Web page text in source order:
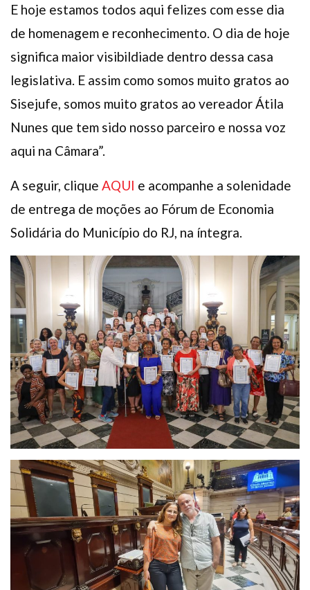
E hoje estamos todos aqui felizes com esse dia
de homenagem e reconhecimento. O dia de hoje
significa maior visibildiade dentro dessa casa
legislativa. E assim como somos muito gratos ao
Sisejufe, somos muito gratos ao vereador Átila
Nunes que tem sido nosso parceiro e nossa voz
aqui na Câmara”.
A seguir, clique AQUI e acompanhe a solenidade
de entrega de moções ao Fórum de Economia
Solidária do Município do RJ, na íntegra.